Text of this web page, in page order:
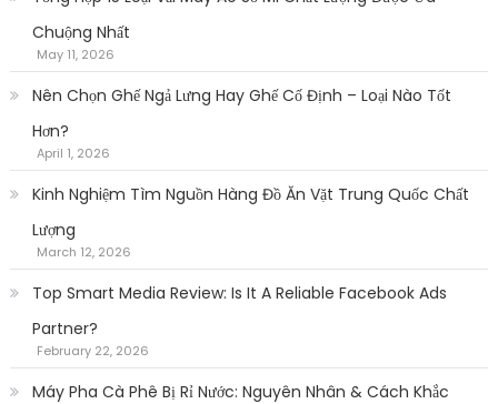
Chuộng Nhất
May 11, 2026
Nên Chọn Ghế Ngả Lưng Hay Ghế Cố Định – Loại Nào Tốt
Hơn?
April 1, 2026
Kinh Nghiệm Tìm Nguồn Hàng Đồ Ăn Vặt Trung Quốc Chất
Lượng
March 12, 2026
Top Smart Media Review: Is It A Reliable Facebook Ads
Partner?
February 22, 2026
Máy Pha Cà Phê Bị Rỉ Nước: Nguyên Nhân & Cách Khắc